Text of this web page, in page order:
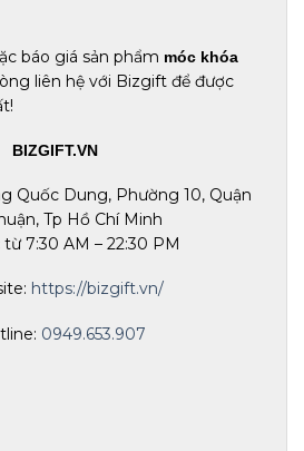
báo giá sản phẩm móc khóa
liên hệ với Bizgift để được
BIZGIFT.VN
Quốc Dung, Phường 10, Quận
Tp Hồ Chí Minh
7:30 AM – 22:30 PM
https://bizgift.vn/
0949.653.907